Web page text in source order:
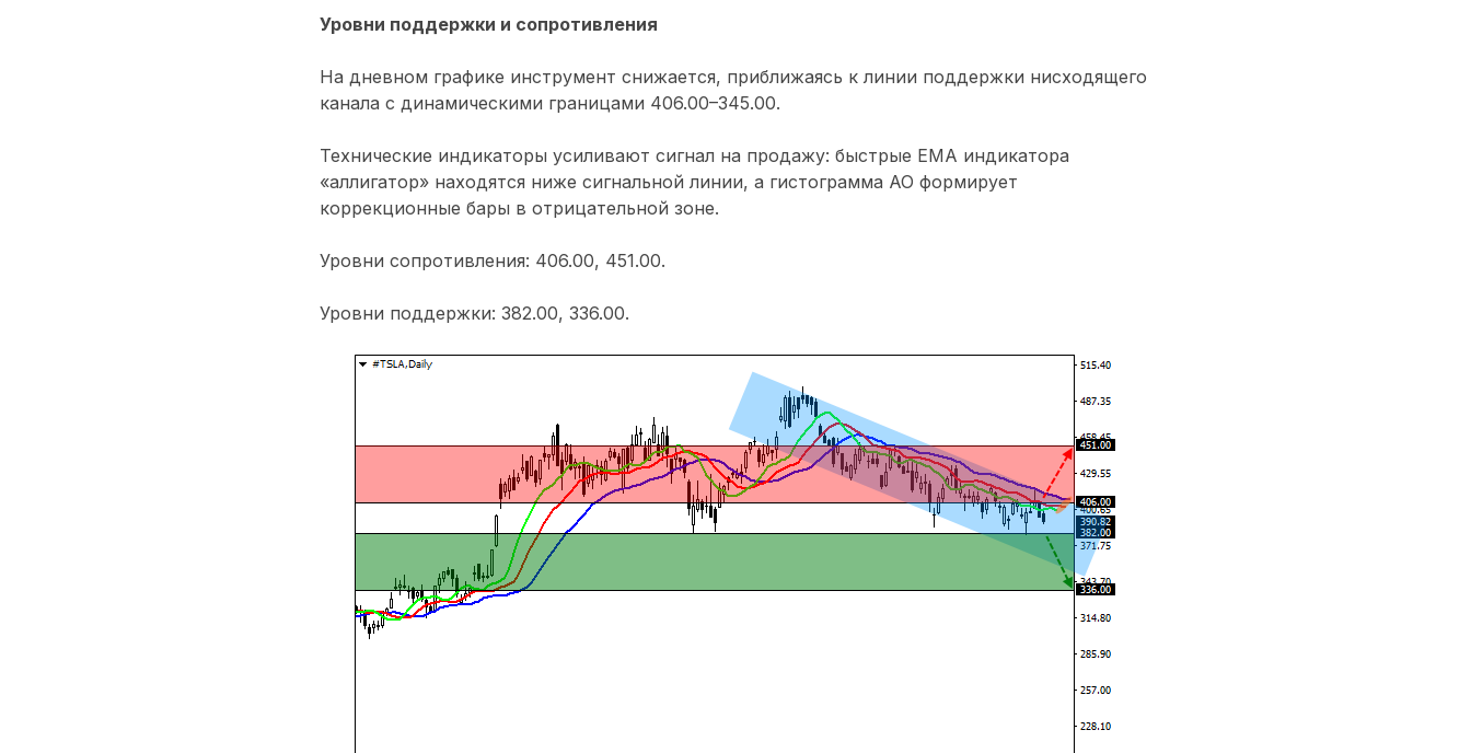
Уровни поддержки и сопротивления
На дневном графике инструмент снижается, приближаясь к линии поддержки нисходящего
канала с динамическими границами 406.00–345.00.
Технические индикаторы усиливают сигнал на продажу: быстрые ЕМА индикатора
«аллигатор» находятся ниже сигнальной линии, а гистограмма АО формирует
коррекционные бары в отрицательной зоне.
Уровни сопротивления: 406.00, 451.00.
Уровни поддержки: 382.00, 336.00.